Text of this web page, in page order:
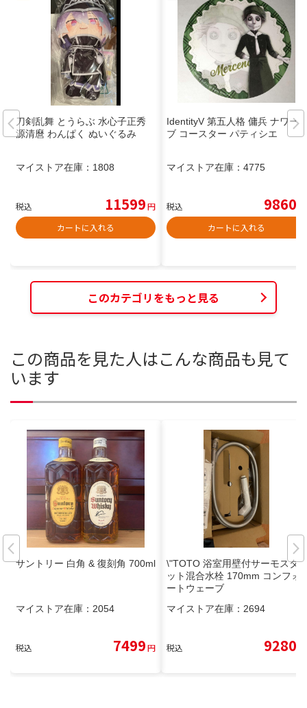
刀剣乱舞 とうらぶ 水心子正秀
源清麿 わんぱく ぬいぐるみ
マイストア在庫： 1808
税込 11599円
カートに入れる
IdentityV 第五人格 傭兵 ナワー
ブ コースター パティシエ
マイストア在庫： 4775
税込 9860
カートに入れる
このカテゴリをもっと見る
この商品を見た人はこんな商品も見て
います
サントリー 白角 & 復刻角 700ml
マイストア在庫： 2054
税込 7499円
\"TOTO 浴室用壁付サーモスタ
ット混合水栓 170mm コンフォ
ートウェーブ
マイストア在庫： 2694
税込 9280